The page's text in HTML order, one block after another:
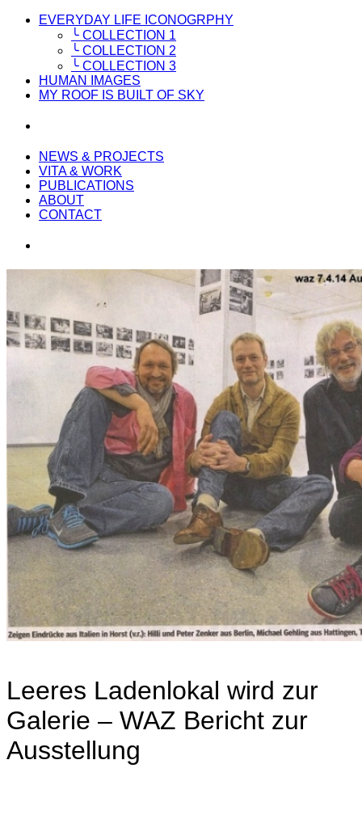
EVERYDAY LIFE ICONOGRPHY
╰ COLLECTION 1
╰ COLLECTION 2
╰ COLLECTION 3
HUMAN IMAGES
MY ROOF IS BUILT OF SKY
NEWS & PROJECTS
VITA & WORK
PUBLICATIONS
ABOUT
CONTACT
Leeres Ladenlokal wird zur
Galerie – WAZ Bericht zur
Ausstellung